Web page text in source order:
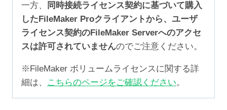
一方、
同時接続ライセンス契約に基づいて購入
したFileMaker Proクライアントから、ユーザ
ライセンス契約のFileMaker Serverへのアクセ
スは許可されていませんのでご注意ください。
※FileMaker ボリュームライセンスに関する詳
細は、
こちらのページをご確認ください。